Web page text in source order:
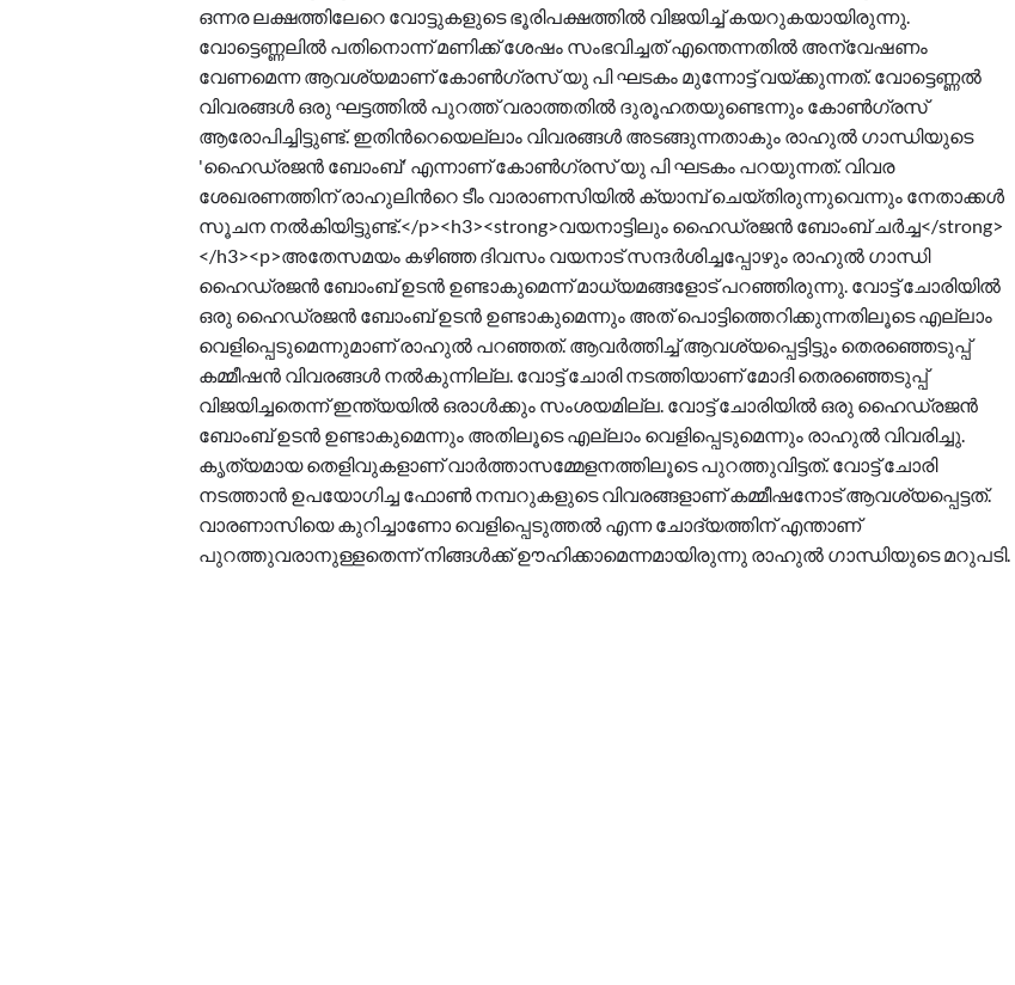
ഒന്നര ലക്ഷത്തിലേറെ വോട്ടുകളുടെ ഭൂരിപക്ഷത്തിൽ വിജയിച്ച് കയറുകയായിരുന്നു.
വോട്ടെണ്ണലിൽ പതിനൊന്ന് മണിക്ക് ശേഷം സംഭവിച്ചത് എന്തെന്നതിൽ അന്വേഷണം
വേണമെന്ന ആവശ്യമാണ് കോൺഗ്രസ് യു പി ഘടകം മുന്നോട്ട് വയ്ക്കുന്നത്. വോട്ടെണ്ണൽ
വിവരങ്ങൾ ഒരു ഘട്ടത്തിൽ പുറത്ത് വരാത്തതിൽ ദുരൂഹതയുണ്ടെന്നും കോൺഗ്രസ്
ആരോപിച്ചിട്ടുണ്ട്. ഇതിന്‍റെയെല്ലാം വിവരങ്ങൾ അടങ്ങുന്നതാകും രാഹുൽ ഗാന്ധിയുടെ
'ഹൈഡ്രജൻ ബോംബ്' എന്നാണ് കോൺഗ്രസ് യു പി ഘടകം പറയുന്നത്. വിവര
ശേഖരണത്തിന് രാഹുലിന്‍റെ ടീം വാരാണസിയിൽ ക്യാമ്പ് ചെയ്തിരുന്നുവെന്നും നേതാക്കൾ
സൂചന നൽകിയിട്ടുണ്ട്.</p><h3><strong>വയനാട്ടിലും ഹൈഡ്രജൻ ബോംബ് ചർച്ച</strong>
</h3><p>അതേസമയം കഴിഞ്ഞ ദിവസം വയനാട് സന്ദർശിച്ചപ്പോഴും രാഹുൽ ഗാന്ധി
ഹൈഡ്രജൻ ബോംബ് ഉടൻ ഉണ്ടാകുമെന്ന് മാധ്യമങ്ങളോട് പറഞ്ഞിരുന്നു. വോട്ട് ചോരിയിൽ
ഒരു ഹൈഡ്രജൻ ബോംബ് ഉടൻ ഉണ്ടാകുമെന്നും അത് പൊട്ടിത്തെറിക്കുന്നതിലൂടെ എല്ലാം
വെളിപ്പെടുമെന്നുമാണ് രാഹുൽ പറഞ്ഞത്. ആവർത്തിച്ച് ആവശ്യപ്പെട്ടിട്ടും തെരഞ്ഞെടുപ്പ്
കമ്മീഷൻ വിവരങ്ങൾ നൽകുന്നില്ല. വോട്ട് ചോരി നടത്തിയാണ് മോദി തെരഞ്ഞെടുപ്പ്
വിജയിച്ചതെന്ന് ഇന്ത്യയിൽ ഒരാൾക്കും സംശയമില്ല. വോട്ട് ചോരിയിൽ ഒരു ഹൈഡ്രജൻ
ബോംബ് ഉടൻ ഉണ്ടാകുമെന്നും അതിലൂടെ എല്ലാം വെളിപ്പെടുമെന്നും രാഹുൽ വിവരിച്ചു.
കൃത്യമായ തെളിവുകളാണ് വാർത്താസമ്മേളനത്തിലൂടെ പുറത്തുവിട്ടത്. വോട്ട് ചോരി
നടത്താൻ ഉപയോഗിച്ച ഫോൺ നമ്പറുകളുടെ വിവരങ്ങളാണ് കമ്മീഷനോട് ആവശ്യപ്പെട്ടത്.
വാരണാസിയെ കുറിച്ചാണോ വെളിപ്പെടുത്തൽ എന്ന ചോദ്യത്തിന് എന്താണ്
പുറത്തുവരാനുള്ളതെന്ന് നിങ്ങള്‍ക്ക് ഊഹിക്കാമെന്നമായിരുന്നു രാഹുൽ ഗാന്ധിയുടെ മറുപടി.